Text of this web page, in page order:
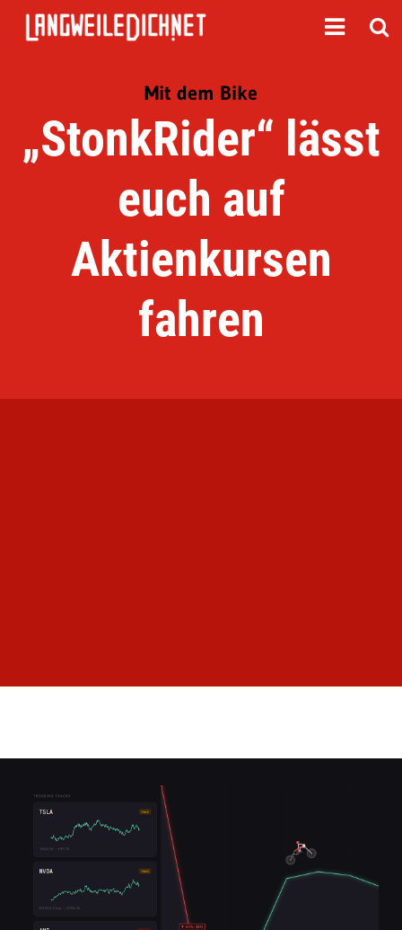
Mit dem Bike
„StonkRider“ lässt
euch auf
Aktienkursen
fahren